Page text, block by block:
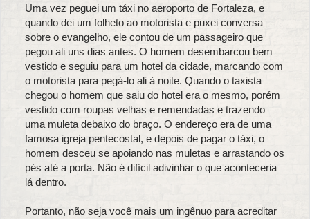
Uma vez peguei um táxi no aeroporto de Fortaleza, e
quando dei um folheto ao motorista e puxei conversa
sobre o evangelho, ele contou de um passageiro que
pegou ali uns dias antes. O homem desembarcou bem
vestido e seguiu para um hotel da cidade, marcando com
o motorista para pegá-lo ali à noite. Quando o taxista
chegou o homem que saiu do hotel era o mesmo, porém
vestido com roupas velhas e remendadas e trazendo
uma muleta debaixo do braço. O endereço era de uma
famosa igreja pentecostal, e depois de pagar o táxi, o
homem desceu se apoiando nas muletas e arrastando os
pés até a porta. Não é difícil adivinhar o que aconteceria
lá dentro.
Portanto, não seja você mais um ingênuo para acreditar